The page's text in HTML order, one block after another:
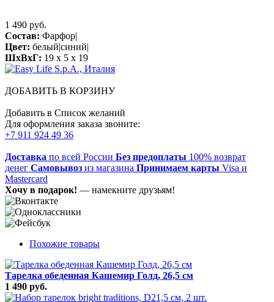
1 490 руб.
Состав: Фарфор|
Цвет: белый|синий|
ШхВхГ: 19 x 5 x 19
ДОБАВИТЬ В КОРЗИНУ
Добавить в Список желаний
Для оформления заказа звоните:
+7 911 924 49 36
Доставка по всей России Без предоплаты 100% возврат
денег Самовывоз из магазина Принимаем карты Visa и
Mastercard
Хочу в подарок! — намекните друзьям!
Похожие товары
Тарелка обеденная Кашемир Голд, 26,5 см
1 490 руб.